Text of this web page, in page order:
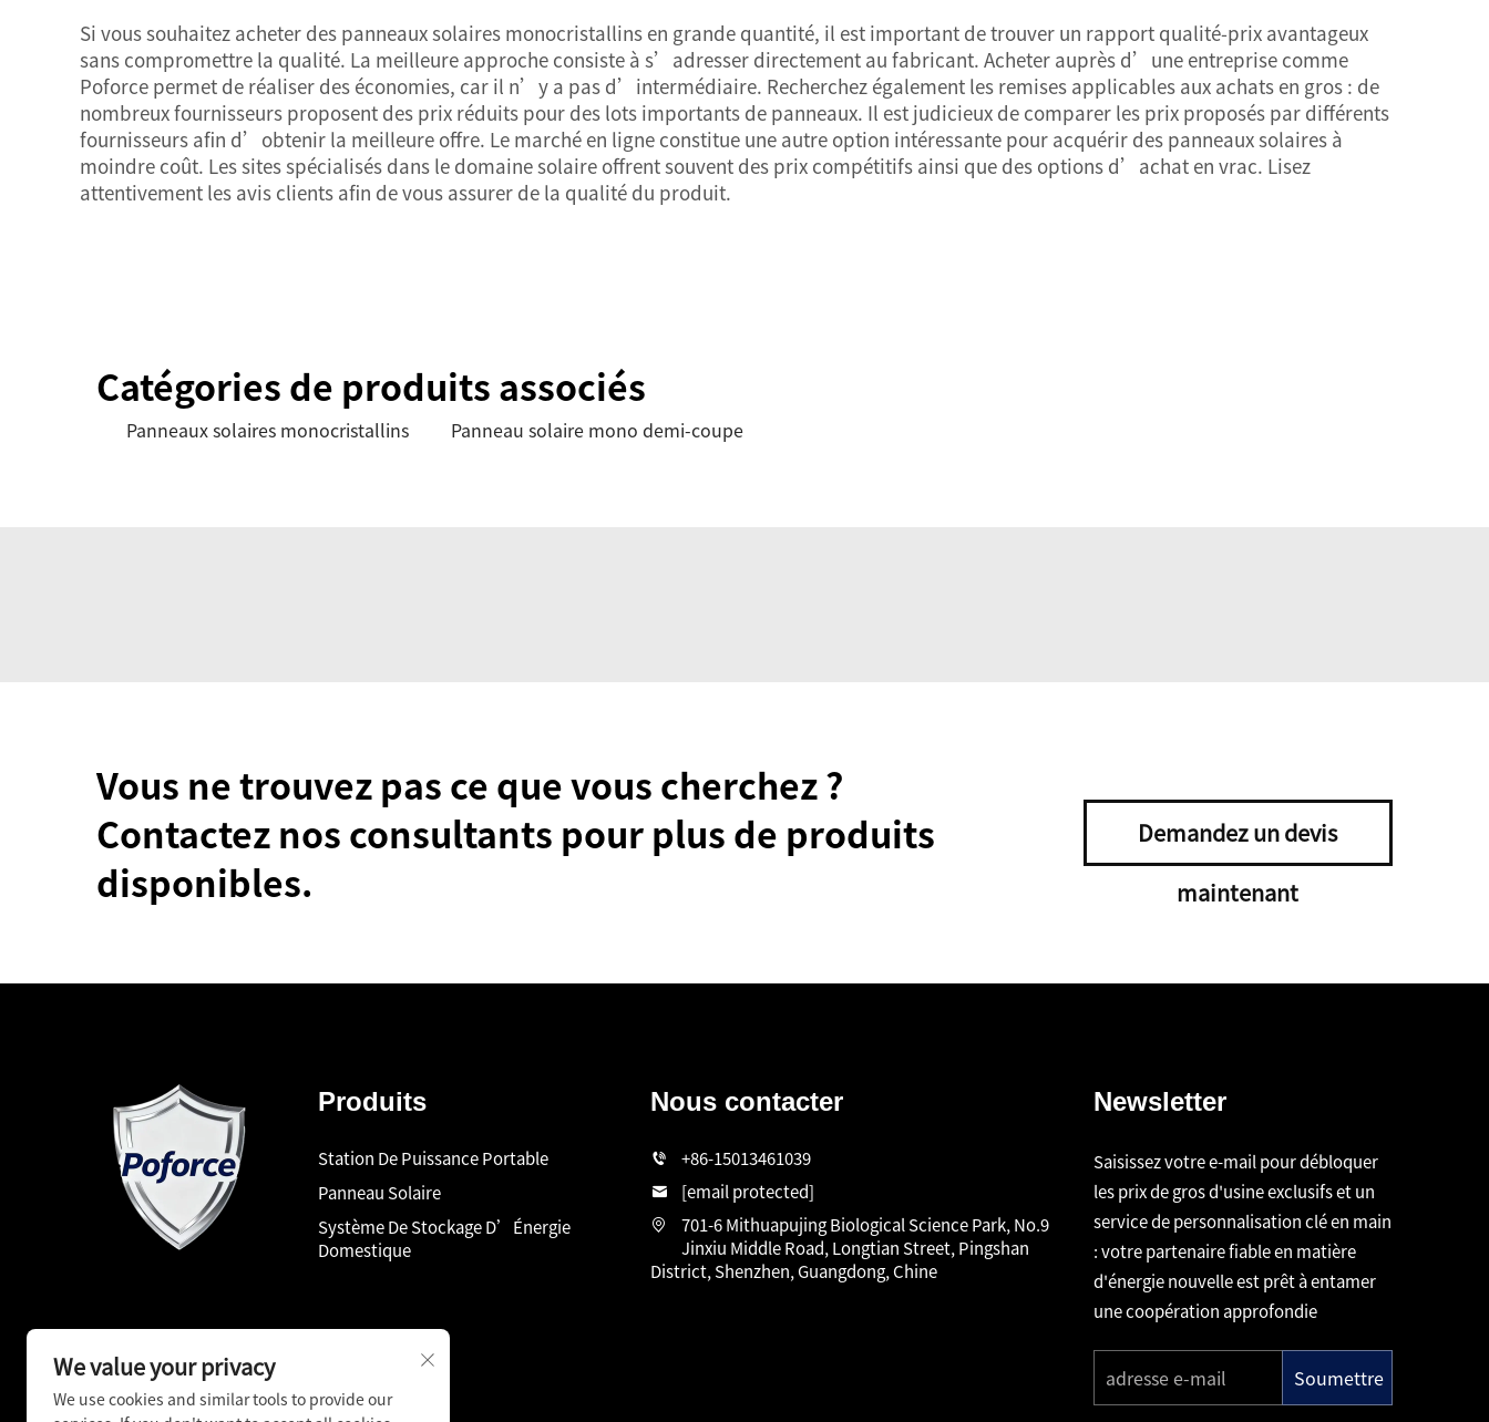
Si vous souhaitez acheter des panneaux solaires monocristallins en grande quantité, il est important de trouver un rapport qualité-prix avantageux
sans compromettre la qualité. La meilleure approche consiste à s’adresser directement au fabricant. Acheter auprès d’une entreprise comme
Poforce permet de réaliser des économies, car il n’y a pas d’intermédiaire. Recherchez également les remises applicables aux achats en gros : de
nombreux fournisseurs proposent des prix réduits pour des lots importants de panneaux. Il est judicieux de comparer les prix proposés par différents
fournisseurs afin d’obtenir la meilleure offre. Le marché en ligne constitue une autre option intéressante pour acquérir des panneaux solaires à
moindre coût. Les sites spécialisés dans le domaine solaire offrent souvent des prix compétitifs ainsi que des options d’achat en vrac. Lisez
attentivement les avis clients afin de vous assurer de la qualité du produit.
Catégories de produits associés
Panneaux solaires monocristallins Panneau solaire mono demi-coupe
Vous ne trouvez pas ce que vous cherchez ?
Contactez nos consultants pour plus de produits
disponibles.
Demandez un devis
maintenant
Produits
Station De Puissance Portable
Panneau Solaire
Système De Stockage D’Énergie
Domestique
Nous contacter
+86-15013461039
[email protected]
701-6 Mithuapujing Biological Science Park, No.9
Jinxiu Middle Road, Longtian Street, Pingshan
District, Shenzhen, Guangdong, Chine
Newsletter
Saisissez votre e-mail pour débloquer
les prix de gros d'usine exclusifs et un
service de personnalisation clé en main
: votre partenaire fiable en matière
d'énergie nouvelle est prêt à entamer
une coopération approfondie
Soumettre
We value your privacy
We use cookies and similar tools to provide our